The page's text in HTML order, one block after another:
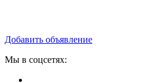
Добавить объявление
Мы в соцсетях: